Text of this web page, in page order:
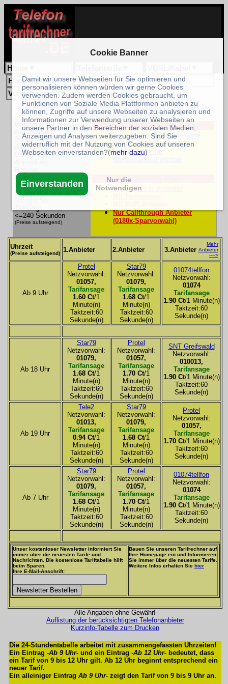
Home
Handytarife▼ Stromtarife▼ Reisen ▼
Versicherung▼ Preisvergleich▼
Unser Link zum Bookmarken:
www.telefontarifrechner.de/telefontarife/CallbyCall-24 Stunden-
Tabelle-Sa. und So-1Min-3Rang
Ergebnis der
Auswertung:
Stand: 6.8.2026
Anbieter:
Call-by-Call ohne
Fern
Übersicht:
24-Stunden Übersicht,
<=240 Sekunden
(Preise aufsteigend)
Weitere 24-Stundenvergleiche!
Festnetz-Tarife für Werktage
Handy-Tarife für Werktage
Handy-Tarife für
Tarifanzeige Filter:
Ohne 0900-er Anbieter
Nur Callthrough Anbieter
(0180x-Sparvorwahl)
Uhrzeit
(Preise aufsteigend) 1.Anbieter 2.Anbieter 3.Anbieter
Mehr
Anbieter
---->
Ab 9 Uhr
Protel
Netzvorwahl:
01057,
Tarifansage
1.60 Ct/1
Minute(n)
Taktzeit:60
Sekunde(n)
Star79
Netzvorwahl:
01079,
Tarifansage
1.68 Ct/1
Minute(n)
Taktzeit:60
Sekunde(n)
01074tellfon
Netzvorwahl:
01074
Tarifansage
1.90 Ct/1 Minute(n)
Taktzeit:60
Sekunde(n)
Ab 18 Uhr
Star79
Netzvorwahl:
01079,
Tarifansage
1.68 Ct/1
Minute(n)
Taktzeit:60
Sekunde(n)
Protel
Netzvorwahl:
01057,
Tarifansage
1.70 Ct/1
Minute(n)
Taktzeit:60
Sekunde(n)
SNT Greifswald
Netzvorwahl:
010013,
Tarifansage
1.90 Ct/1 Minute(n)
Taktzeit:60
Sekunde(n)
Ab 19 Uhr
Tele2
Netzvorwahl:
01013,
Tarifansage
0.94 Ct/1
Minute(n)
Taktzeit:60
Sekunde(n)
Star79
Netzvorwahl:
01079,
Tarifansage
1.68 Ct/1
Minute(n)
Taktzeit:60
Sekunde(n)
Protel
Netzvorwahl:
01057,
Tarifansage
1.70 Ct/1 Minute(n)
Taktzeit:60
Sekunde(n)
Ab 7 Uhr
Star79
Netzvorwahl:
01079,
Tarifansage
1.68 Ct/1
Minute(n)
Taktzeit:60
Sekunde(n)
Protel
Netzvorwahl:
01057,
Tarifansage
1.70 Ct/1
Minute(n)
Taktzeit:60
Sekunde(n)
01074tellfon
Netzvorwahl:
01074
Tarifansage
1.90 Ct/1 Minute(n)
Taktzeit:60
Sekunde(n)
Unser kostenloser Newsletter informiert Sie
immer über die neuesten Tarife und
Nachrichten. Die kostenlose Tariftabelle hilft
beim Sparen.
Ihre E-Mail-Anschrift:
Bauen Sie unseren Tarifrechner auf
Ihre Homepage ein und Informieren
Sie immer über die neuesten Tarife.
Weitere Infos erhalten Sie hier
Alle Angaben ohne Gewähr!
Auflistung der berücksichtigten Telefonanbieter
Kurzinfo-Tabelle zum Drucken
Die 24-Stundentabelle arbeitet mit zusammengefassten Uhrzeiten!
Ein Eintrag -Ab 9 Uhr- und ein Eintrag -Ab 12 Uhr- bedeutet, dass
ein Tarif von 9 bis 12 Uhr gilt. Ab 12 Uhr beginnt entsprechend ein
neuer Tarif.
Ein alleiniger Eintrag Ab 9 Uhr- zeigt den Tarif von 9 bis 9 Uhr an.
Cookie Banner
Damit wir unsere Webseiten für Sie optimieren und
personalisieren können würden wir gerne Cookies
verwenden. Zudem werden Cookies gebraucht, um
Funktionen von Soziale Media Plattformen anbieten zu
können, Zugriffe auf unsere Webseiten zu analysieren und
Informationen zur Verwendung unserer Webseiten an
unsere Partner in den Bereichen der sozialen Medien,
Anzeigen und Analysen weiterzugeben. Sind Sie
widerruflich mit der Nutzung von Cookies auf unseren
Webseiten einverstanden?(mehr dazu)
Einverstanden
Nur die
Notwendigen